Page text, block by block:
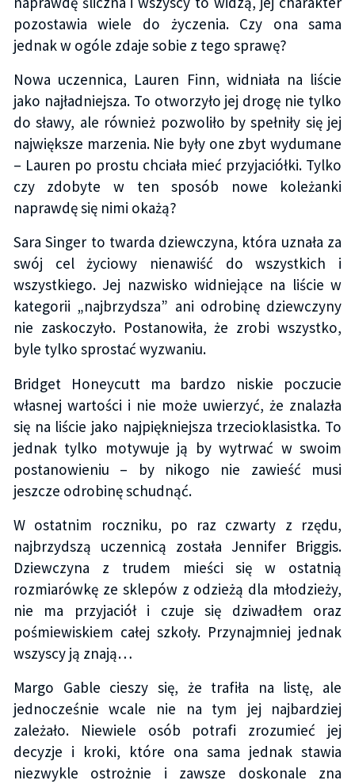
pozostawia wiele do życzenia. Czy ona sama
jednak w ogóle zdaje sobie z tego sprawę?
Nowa uczennica, Lauren Finn, widniała na liście
jako najładniejsza. To otworzyło jej drogę nie tylko
do sławy, ale również pozwoliło by spełniły się jej
największe marzenia. Nie były one zbyt wydumane
– Lauren po prostu chciała mieć przyjaciółki. Tylko
czy zdobyte w ten sposób nowe koleżanki
naprawdę się nimi okażą?
Sara Singer to twarda dziewczyna, która uznała za
swój cel życiowy nienawiść do wszystkich i
wszystkiego. Jej nazwisko widniejące na liście w
kategorii „najbrzydsza” ani odrobinę dziewczyny
nie zaskoczyło. Postanowiła, że zrobi wszystko,
byle tylko sprostać wyzwaniu.
Bridget Honeycutt ma bardzo niskie poczucie
własnej wartości i nie może uwierzyć, że znalazła
się na liście jako najpiękniejsza trzecioklasistka. To
jednak tylko motywuje ją by wytrwać w swoim
postanowieniu – by nikogo nie zawieść musi
jeszcze odrobinę schudnąć.
W ostatnim roczniku, po raz czwarty z rzędu,
najbrzydszą uczennicą została Jennifer Briggis.
Dziewczyna z trudem mieści się w ostatnią
rozmiarówkę ze sklepów z odzieżą dla młodzieży,
nie ma przyjaciół i czuje się dziwadłem oraz
pośmiewiskiem całej szkoły. Przynajmniej jednak
wszyscy ją znają…
Margo Gable cieszy się, że trafiła na listę, ale
jednocześnie wcale nie na tym jej najbardziej
zależało. Niewiele osób potrafi zrozumieć jej
decyzje i kroki, które ona sama jednak stawia
niezwykle ostrożnie i zawsze doskonale zna